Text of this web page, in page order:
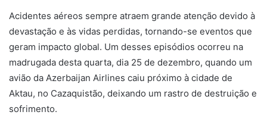
Acidentes aéreos sempre atraem grande atenção devido à
devastação e às vidas perdidas, tornando-se eventos que
geram impacto global. Um desses episódios ocorreu na
madrugada desta quarta, dia 25 de dezembro, quando um
avião da Azerbaijan Airlines caiu próximo à cidade de
Aktau, no Cazaquistão, deixando um rastro de destruição e
sofrimento.